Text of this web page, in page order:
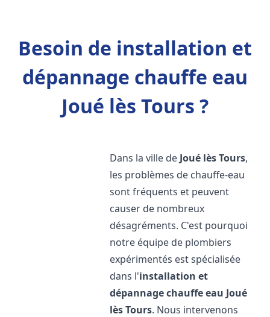
Besoin de installation et
dépannage chauffe eau
Joué lès Tours ?
Dans la ville de Joué lès Tours,
les problèmes de chauffe-eau
sont fréquents et peuvent
causer de nombreux
désagréments. C'est pourquoi
notre équipe de plombiers
expérimentés est spécialisée
dans l'installation et
dépannage chauffe eau Joué
lès Tours. Nous intervenons